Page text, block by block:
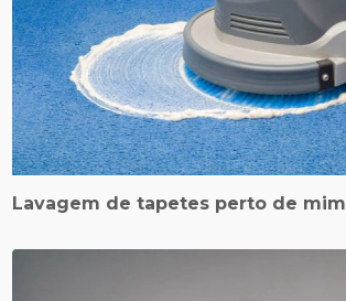
Lavagem de tapetes perto de mim